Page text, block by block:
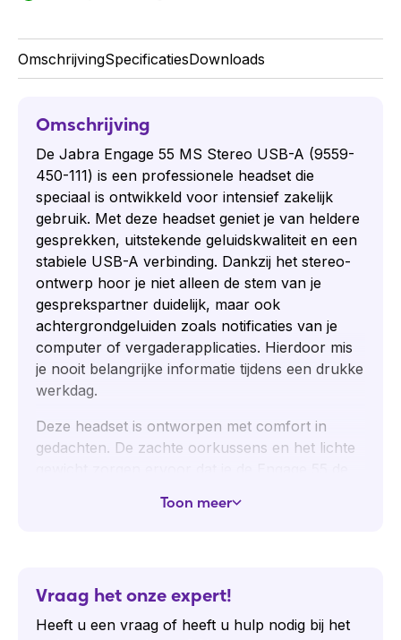
OmschrijvingSpecificatiesDownloads
Omschrijving
De Jabra Engage 55 MS Stereo USB-A (9559-
450-111) is een professionele headset die
speciaal is ontwikkeld voor intensief zakelijk
gebruik. Met deze headset geniet je van heldere
gesprekken, uitstekende geluidskwaliteit en een
stabiele USB-A verbinding. Dankzij het stereo-
ontwerp hoor je niet alleen de stem van je
gesprekspartner duidelijk, maar ook
achtergrondgeluiden zoals notificaties van je
computer of vergaderapplicaties. Hierdoor mis
je nooit belangrijke informatie tijdens een drukke
werkdag.
Deze headset is ontworpen met comfort in
gedachten. De zachte oorkussens en het lichte
Daarnaast biedt de verstelbare hoofdband een
microfoon worden storende omgevingsgeluiden
effectief gefilterd, zodat je altijd helder en
Toon meer
Vraag het onze expert!
Heeft u een vraag of heeft u hulp nodig bij het